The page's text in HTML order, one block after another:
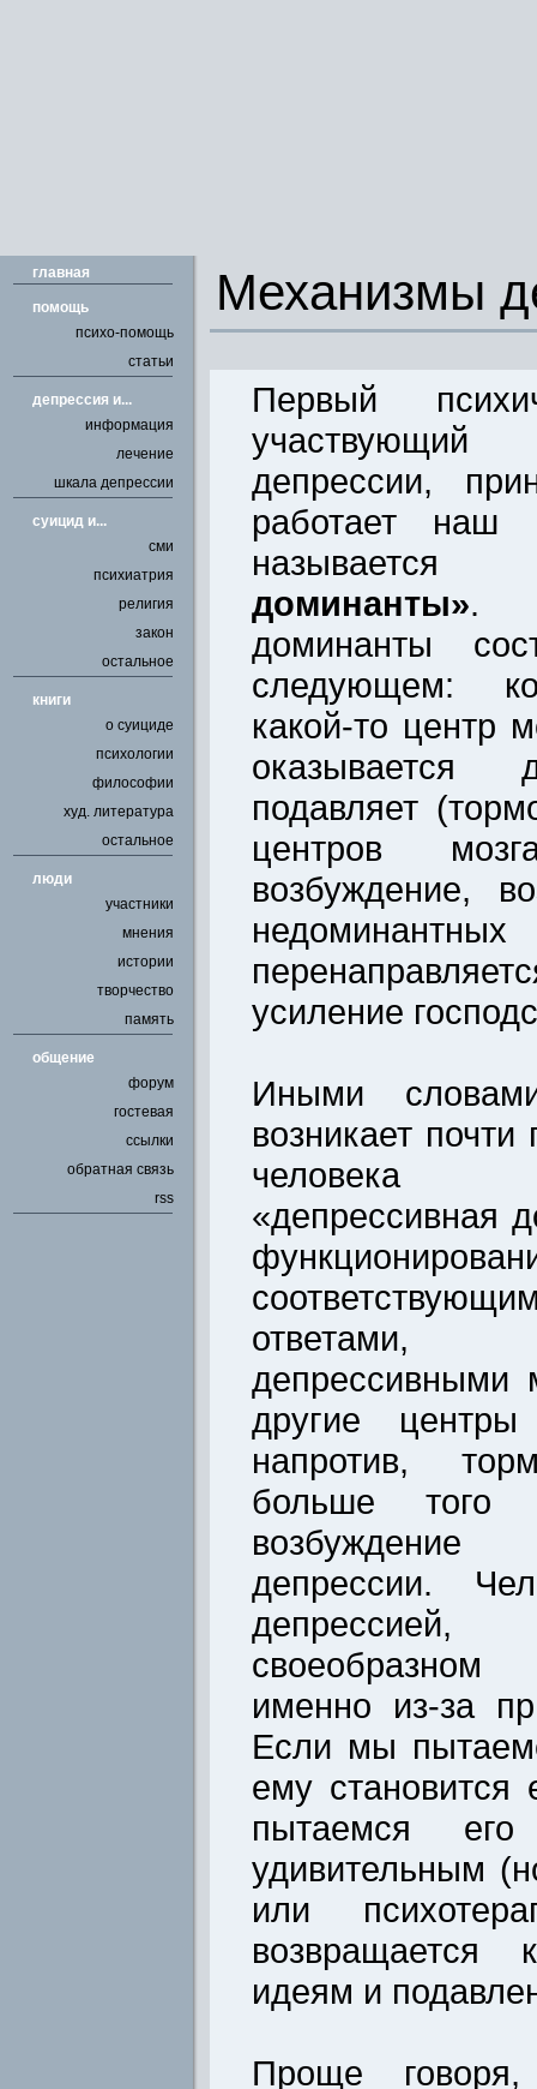
главная
помощь
психо-помощь
статьи
депрессия и...
информация
лечение
шкала депрессии
cуицид и...
сми
психиатрия
религия
закон
остальное
книги
о суициде
психологии
философии
худ. литература
остальное
люди
участники
мнения
истории
творчество
память
общение
форум
гостевая
ссылки
обратная связь
rss
Механизмы
Первый
депрессии,
работает
доминанты».
доминанты
следующем:
какой-то центр
оказывается
подавляет
центров
возбуждение,
усиление
Иными
возникает
человека
«депрессивная
ответами,
другие
напротив,
больше
возбуждение
депрессии.
именно из-за
Если мы
ему
пытаемся
удивительным
или
идеям и
Проще